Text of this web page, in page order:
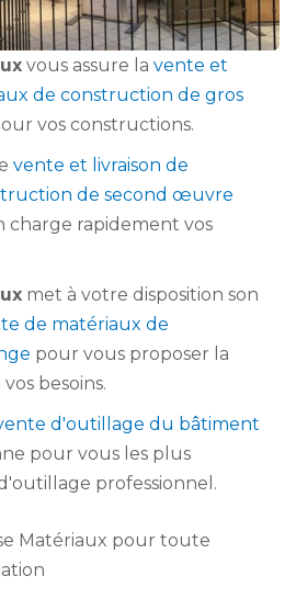
vous assure la vente et
de construction de gros
vos constructions.
vente et livraison de
de second œuvre
charge rapidement vos
met à votre disposition son
de matériaux de
pour vous proposer la
besoins.
d'outillage du bâtiment
pour vous les plus
professionnel.
Matériaux pour toute